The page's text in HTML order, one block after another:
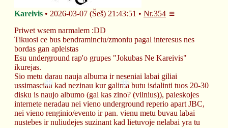
Kareivis 2026-03-07 (Šeš) 21:43:51 Nr.354
Priwet wsem narmalem :DD
Tikuosi ce bus bendraminciu/zmoniu pagal interesus nes
bordas gan apleistas
Esu underground rap'o grupes "Jokubas Ne Kareivis"
ikurejas.
Sio metu darau nauja albuma ir neseniai labai giliai
ussimasciau kad nezinau kur galima butu isdalinti tuos 20-30
disku is naujo albumo (gal kas zino? (vilnius)), paieskojes
internete neradau nei vieno underground reperio apart JBC,
nei vieno renginio/evento ir pan. vienu metu buvau labai
nustebes ir nuliudejes suzinant kad lietuvoje nelabai yra tu